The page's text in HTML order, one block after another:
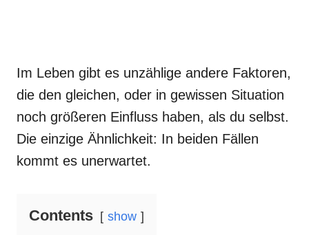
Im Leben gibt es unzählige andere Faktoren,
die den gleichen, oder in gewissen Situation
noch größeren Einfluss haben, als du selbst.
Die einzige Ähnlichkeit: In beiden Fällen
kommt es unerwartet.
Contents show